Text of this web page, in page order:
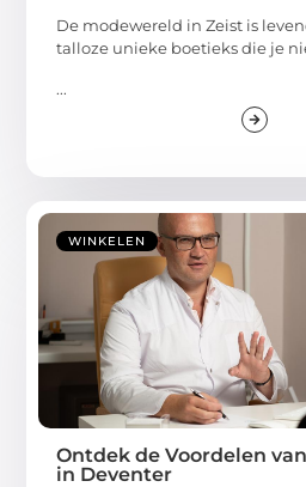
De modewereld in Zeist is
talloze unieke boetieks die je
...
WINKELEN
Ontdek de Voordelen
in Deventer